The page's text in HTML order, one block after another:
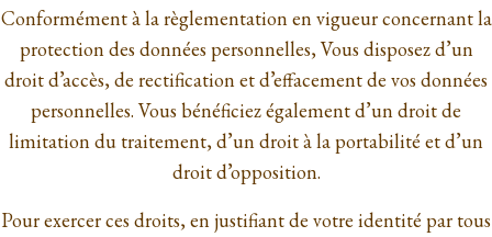
Conformément à la règlementation en vigueur concernant la
protection des données personnelles, Vous disposez d’un
droit d’accès, de rectification et d’effacement de vos données
personnelles. Vous bénéficiez également d’un droit de
limitation du traitement, d’un droit à la portabilité et d’un
droit d’opposition.
Pour exercer ces droits, en justifiant de votre identité par tous